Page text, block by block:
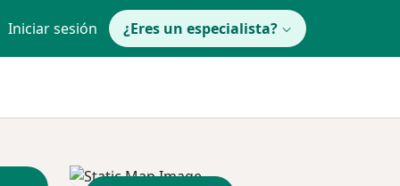
Iniciar sesión ¿Eres un especialista?